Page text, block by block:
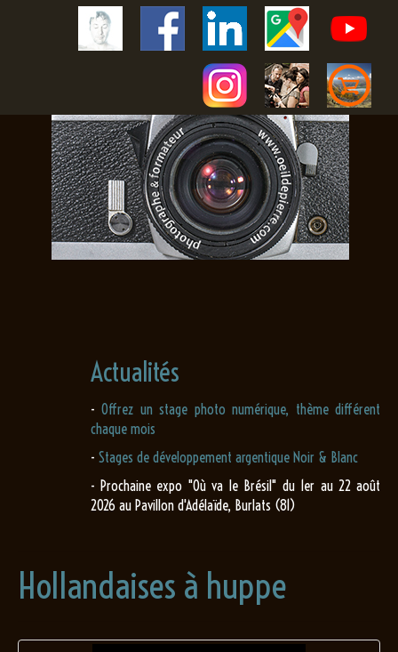
Actualités
-Offrez un stage photo numérique, thème différent
chaque mois
- Stages de développement argentique Noir & Blanc
- Prochaine expo "Où va le Brésil" du 1er au 22 août
2026 au Pavillon d'Adélaïde, Burlats (81)
Hollandaises à huppe